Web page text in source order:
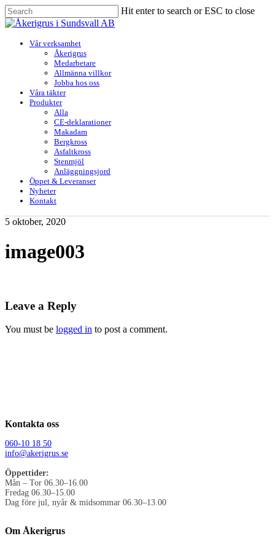
Skip
to
content
Hit enter to search or ESC to close
Close
Menu
Vår verksamhet
Åkerigrus
Medarbetare
Allmänna villkor
Jobba hos oss
Våra täkter
Produkter
Alla
CE-deklarationer
Makadam
Bergkross
Asfaltkross
Stenmjöl
Anläggningsjord
Öppet & Leveranser
Nyheter
Kontakt
5 oktober, 2020
image003
Leave a Reply
You must be logged in to post a comment.
Kontakta oss
060-10 18 50
info@akerigrus.se
Öppettider:
Mån – Tor 06.30–16.00
Fredag 06.30–15.00
Dag före jul, nyår & midsommar 06.30–13.00
Om Åkerigrus